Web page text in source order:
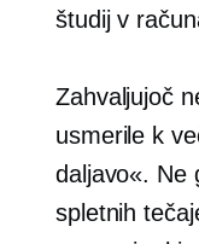
študij v
Zahvaljujoč
usmerile k
daljavo«. Ne
spletnih